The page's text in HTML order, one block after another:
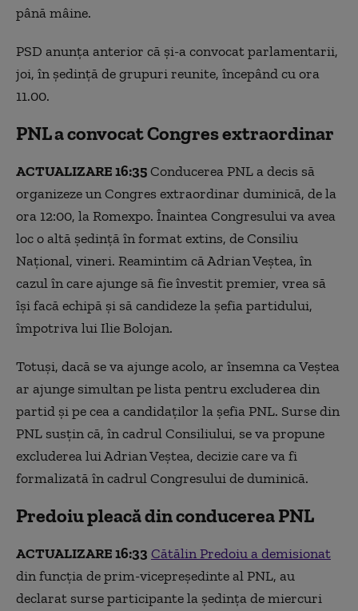
până mâine.
PSD anunța anterior că şi-a convocat parlamentarii,
joi, în şedinţă de grupuri reunite, începând cu ora
11.00.
PNL a convocat Congres extraordinar
ACTUALIZARE 16:35Conducerea PNL a decis să
organizeze un Congres extraordinar duminică, de la
ora 12:00, la Romexpo. Înaintea Congresului va avea
loc o altă ședință în format extins, de Consiliu
Național, vineri. Reamintim că Adrian Veștea, în
cazul în care ajunge să fie învestit premier, vrea să
își facă echipă și să candideze la șefia partidului,
împotriva lui Ilie Bolojan.
Totuși, dacă se va ajunge acolo, ar însemna ca Veștea
ar ajunge simultan pe lista pentru excluderea din
partid și pe cea a candidaților la șefia PNL. Surse din
PNL susțin că, în cadrul Consiliului, se va propune
excluderea lui Adrian Veștea, decizie care va fi
formalizată în cadrul Congresului de duminică.
Predoiu pleacă din conducerea PNL
ACTUALIZARE 16:33 Cătălin Predoiu a demisionat
din funcția de prim-vicepreședinte al PNL, au
declarat surse participante la ședința de miercuri